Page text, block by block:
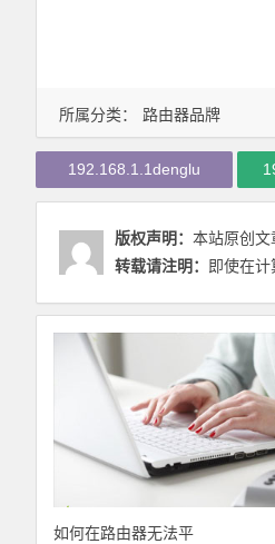
所属分类： 路由器品牌
192.168.1.1denglu
版权声明： 本站原创文
转载请注明：
即使在
如何在路由器无法平